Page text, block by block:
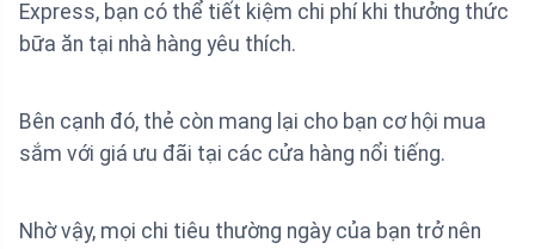
Express, bạn có thể tiết kiệm chi phí khi thưởng thức
bữa ăn tại nhà hàng yêu thích.
Bên cạnh đó, thẻ còn mang lại cho bạn cơ hội mua
sắm với giá ưu đãi tại các cửa hàng nổi tiếng.
Nhờ vậy, mọi chi tiêu thường ngày của bạn trở nên